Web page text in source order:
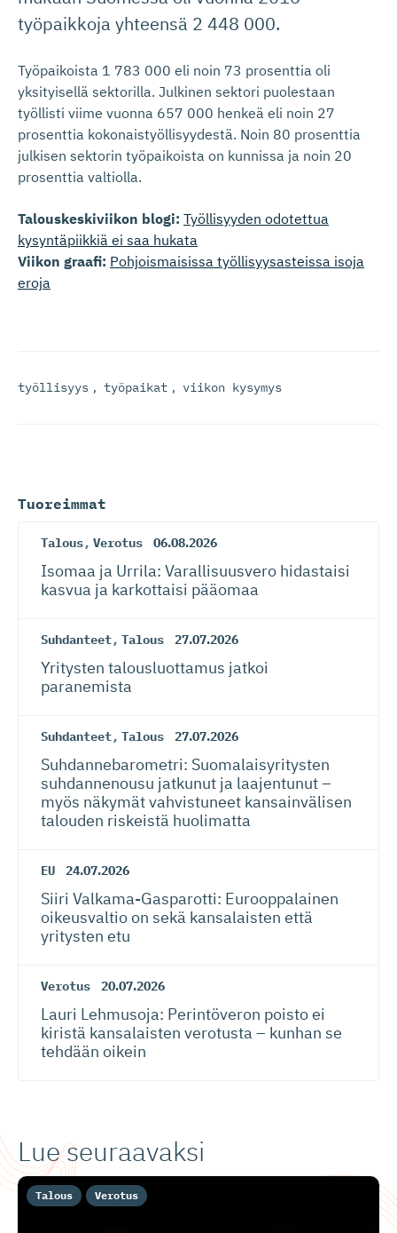
työpaikkoja yhteensä 2 448 000.
Työpaikoista 1 783 000 eli noin 73 prosenttia oli
yksityisellä sektorilla. Julkinen sektori puolestaan
työllisti viime vuonna 657 000 henkeä eli noin 27
prosenttia kokonaistyöllisyydestä. Noin 80 prosenttia
julkisen sektorin työpaikoista on kunnissa ja noin 20
prosenttia valtiolla.
Talouskeskiviikon blogi: Työllisyyden odotettua
kysyntäpiikkiä ei saa hukata
Viikon graafi: Pohjoismaisissa työllisyysasteissa isoja
eroja
työllisyys , työpaikat , viikon kysymys
Tuoreimmat
Talous, Verotus 06.08.2026
Isomaa ja Urrila: Varallisuusvero hidastaisi
kasvua ja karkottaisi pääomaa
Suhdanteet, Talous 27.07.2026
Yritysten talousluottamus jatkoi
paranemista
Suhdanteet, Talous 27.07.2026
Suhdanneba­ro­metri: Suomalaisy­ri­tysten
suhdannenousu jatkunut ja laajentunut –
myös näkymät vahvistuneet kansainvälisen
talouden riskeistä huolimatta
EU 24.07.2026
Siiri Valkama-Gas­pa­rotti: Eurooppalainen
oikeusvaltio on sekä kansalaisten että
yritysten etu
Verotus 20.07.2026
Lauri Lehmusoja: Perintöveron poisto ei
kiristä kansalaisten verotusta – kunhan se
tehdään oikein
Lue seuraavaksi
Talous Verotus